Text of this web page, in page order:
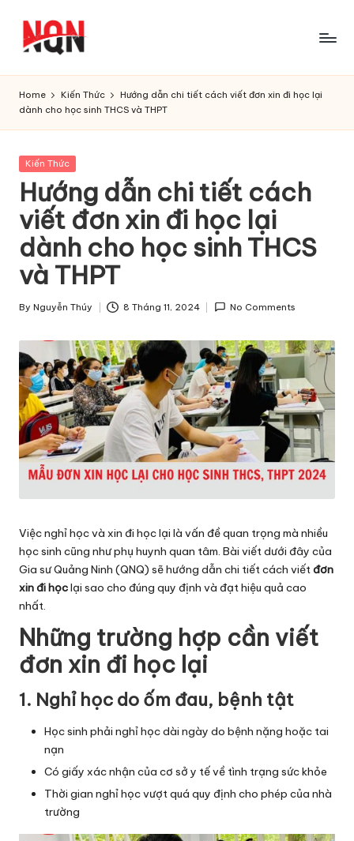
Home Kiến Thức
Hướng dẫn chi tiết cách viết đơn xin đi học lại
dành cho học sinh THCS và THPT
Posted
Kiến Thức
Hướng dẫn chi tiết cách
viết đơn xin đi học lại
dành cho học sinh THCS
và THPT
Posted
By Nguyễn Thúy 8 Tháng 11, 2024 No Comments
Việc nghỉ học và xin đi học lại là vấn đề quan trọng mà nhiều
học sinh cũng như phụ huynh quan tâm. Bài viết dưới đây của
Gia sư Quảng Ninh (QNQ) sẽ hướng dẫn chi tiết cách viếtđơn
xin đi họclại sao cho đúng quy định và đạt hiệu quả cao
nhất.
Những trường hợp cần viết
đơn xin đi học lại
1. Nghỉ học do ốm đau, bệnh tật
Học sinh phải nghỉ học dài ngày do bệnh nặng hoặc tai
nạn
Có giấy xác nhận của cơ sở y tế về tình trạng sức khỏe
Thời gian nghỉ học vượt quá quy định cho phép của nhà
trường